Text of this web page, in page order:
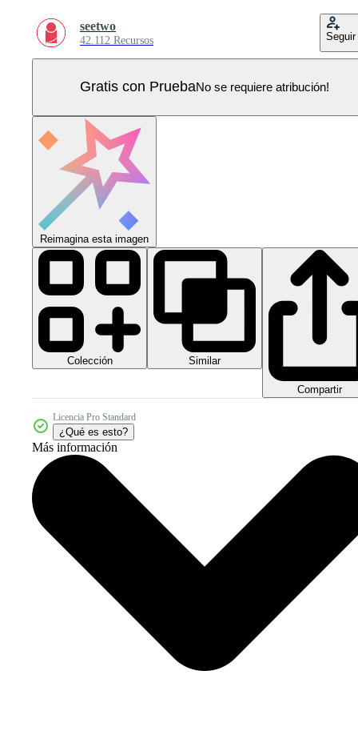
seetwo
42.112 Recursos Seguir
Gratis con PruebaNo se requiere atribución!
Reimagina esta imagen
Colección Similar
Compartir
Licencia Pro Standard
¿Qué es esto?
Más información